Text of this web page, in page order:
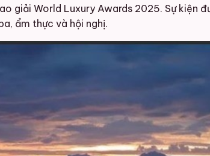
World Luxury Awards 2025. Sự kiện
ẩm thực và hội nghị.